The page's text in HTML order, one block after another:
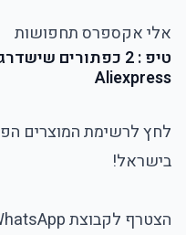
אלי אקספרס תחפושות
טיפ : 2 כפתורים
Aliexpress
לחץ לרשימת המוצרים
בישראל!